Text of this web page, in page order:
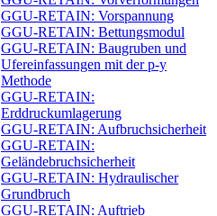
GGU-RETAIN: Vorspannung
GGU-RETAIN: Bettungsmodul
GGU-RETAIN: Baugruben und
Ufereinfassungen mit der p-y
Methode
GGU-RETAIN:
Erddruckumlagerung
GGU-RETAIN: Aufbruchsicherheit
GGU-RETAIN:
Geländebruchsicherheit
GGU-RETAIN: Hydraulischer
Grundbruch
GGU-RETAIN: Auftrieb